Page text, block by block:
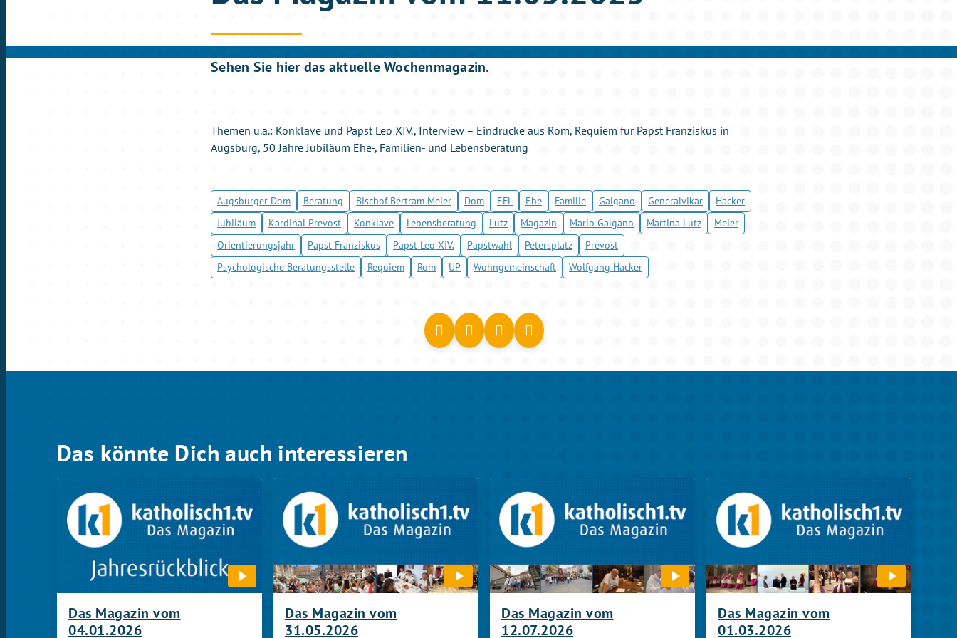
Sehen Sie hier das aktuelle Wochenmagazin.
Themen u.a.: Konklave und Papst Leo XIV., Interview – Eindrücke aus Rom, Requiem für Papst Franziskus in
Augsburg, 50 Jahre Jubiläum Ehe-, Familien- und Lebensberatung
Augsburger Dom Beratung Bischof Bertram Meier Dom EFL Ehe Familie Galgano Generalvikar
Hacker
Jubiläum
Kardinal Prevost Konklave Lebensberatung Lutz Magazin Mario Galgano Martina Lutz
Meier
Orientierungsjahr
Papst Franziskus Papst Leo XIV. Papstwahl Petersplatz
Prevost
Psychologische Beratungsstelle
Requiem Rom UP Wohngemeinschaft Wolfgang Hacker
Das könnte Dich auch interessieren
Das Magazin vom
04.01.2026
Das Magazin vom
31.05.2026
Das Magazin vom
12.07.2026
Das Magazin vom
01.03.2026